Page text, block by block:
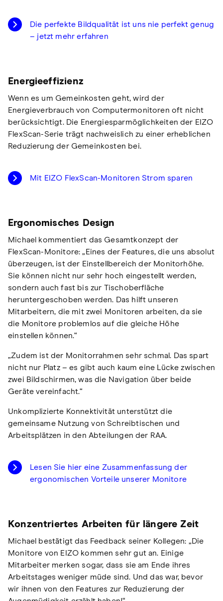
Die perfekte Bildqualität ist uns nie perfekt genug
– jetzt mehr erfahren
Energieeffizienz
Wenn es um Gemeinkosten geht, wird der
Energieverbrauch von Computermonitoren oft nicht
berücksichtigt. Die Energiesparmöglichkeiten der EIZO
FlexScan-Serie trägt nachweislich zu einer erheblichen
Reduzierung der Gemeinkosten bei.
Mit EIZO FlexScan-Monitoren Strom sparen
Ergonomisches Design
Michael kommentiert das Gesamtkonzept der
FlexScan-Monitore: „Eines der Features, die uns absolut
überzeugen, ist der Einstellbereich der Monitorhöhe.
Sie können nicht nur sehr hoch eingestellt werden,
sondern auch fast bis zur Tischoberfläche
heruntergeschoben werden. Das hilft unseren
Mitarbeitern, die mit zwei Monitoren arbeiten, da sie
die Monitore problemlos auf die gleiche Höhe
einstellen können.“
„Zudem ist der Monitorrahmen sehr schmal. Das spart
nicht nur Platz – es gibt auch kaum eine Lücke zwischen
zwei Bildschirmen, was die Navigation über beide
Geräte vereinfacht.“
Unkomplizierte Konnektivität unterstützt die
gemeinsame Nutzung von Schreibtischen und
Arbeitsplätzen in den Abteilungen der RAA.
Lesen Sie hier eine Zusammenfassung der
ergonomischen Vorteile unserer Monitore
Konzentriertes Arbeiten für längere Zeit
Michael bestätigt das Feedback seiner Kollegen: „Die
Monitore von EIZO kommen sehr gut an. Einige
Mitarbeiter merken sogar, dass sie am Ende ihres
Arbeitstages weniger müde sind. Und das war, bevor
wir ihnen von den Features zur Reduzierung der